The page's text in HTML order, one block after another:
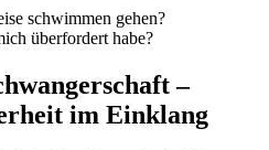
schwimmen gehen?
überfordert habe?
–
im Einklang